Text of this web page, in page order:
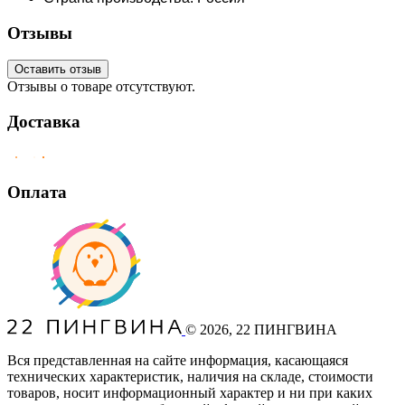
Отзывы
Оставить отзыв
Отзывы о товаре отсутствуют.
Доставка
Оплата
© 2026, 22 ПИНГВИНА
Вся представленная на сайте информация, касающаяся
технических характеристик, наличия на складе, стоимости
товаров, носит информационный характер и ни при каких